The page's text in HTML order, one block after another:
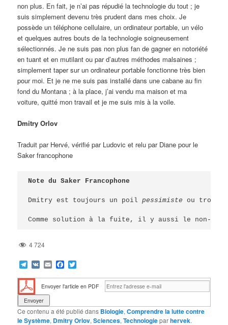
non plus. En fait, je n’ai pas répudié la technologie du tout ; je
suis simplement devenu très prudent dans mes choix. Je
possède un téléphone cellulaire, un ordinateur portable, un vélo
et quelques autres bouts de la technologie soigneusement
sélectionnés. Je ne suis pas non plus fan de gagner en notoriété
en tuant et en mutilant ou par d’autres méthodes malsaines ;
simplement taper sur un ordinateur portable fonctionne très bien
pour moi. Et je ne me suis pas installé dans une cabane au fin
fond du Montana ; à la place, j’ai vendu ma maison et ma
voiture, quitté mon travail et je me suis mis à la voile.
Dmitry Orlov
Traduit par Hervé, vérifié par Ludovic et relu par Diane pour le
Saker francophone
Note du Saker Francophone
Dmitry est toujours un poil pessimiste ou trop
Comme solution à la fuite, il y aussi le non-
4 724
Telegram
VK EmailFacebook
Envoyer l'article en PDF
Ce contenu a été publié dans Biologie,Comprendre la lutte contre
le Système, Dmitry Orlov,Sciences,Technologieparhervek.